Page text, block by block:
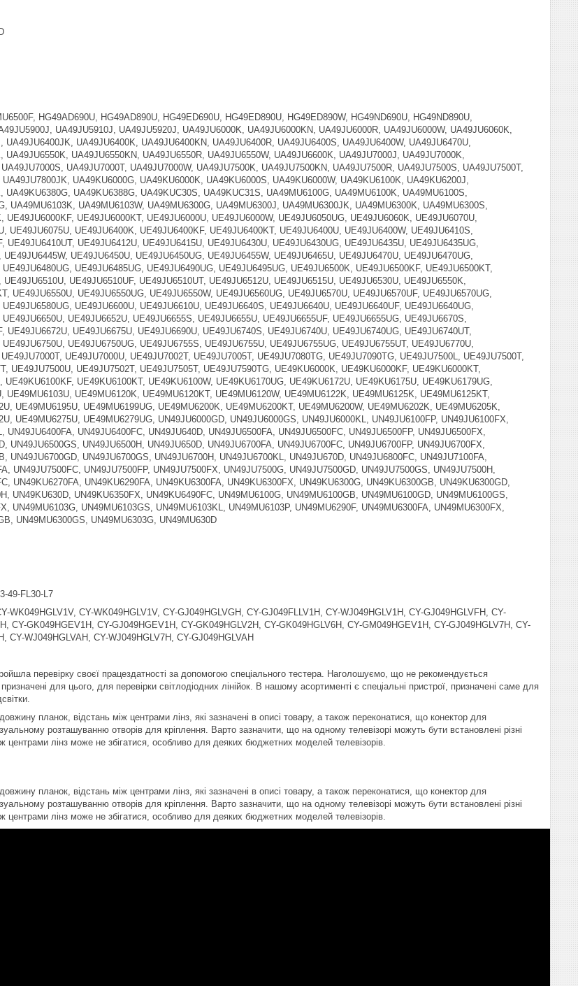
HG49AD690U, HG49AD890U, HG49ED690U, HG49ED890U, HG49ED890W, HG49ND690U, HG49ND890U,
UA49JU5910J, UA49JU5920J, UA49JU6000K, UA49JU6000KN, UA49JU6000R, UA49JU6000W, UA49JU6060K,
UA49JU6400JK, UA49JU6400K, UA49JU6400KN, UA49JU6400R, UA49JU6400S, UA49JU6400W, UA49JU6470U,
UA49JU6550K, UA49JU6550KN, UA49JU6550R, UA49JU6550W, UA49JU6600K, UA49JU7000J, UA49JU7000K,
UA49JU7000T, UA49JU7000W, UA49JU7500K, UA49JU7500KN, UA49JU7500R, UA49JU7500S, UA49JU7500T,
UA49KU6000G, UA49KU6000K, UA49KU6000S, UA49KU6000W, UA49KU6100K, UA49KU6200J,
UA49KU6380G, UA49KU6388G, UA49KUC30S, UA49KUC31S, UA49MU6100G, UA49MU6100K, UA49MU6100S,
UA49MU6103K, UA49MU6103W, UA49MU6300G, UA49MU6300J, UA49MU6300JK, UA49MU6300K, UA49MU6300S,
UE49JU6000KF, UE49JU6000KT, UE49JU6000U, UE49JU6000W, UE49JU6050UG, UE49JU6060K, UE49JU6070U,
UE49JU6075U, UE49JU6400K, UE49JU6400KF, UE49JU6400KT, UE49JU6400U, UE49JU6400W, UE49JU6410S,
UE49JU6410UT, UE49JU6412U, UE49JU6415U, UE49JU6430U, UE49JU6430UG, UE49JU6435U, UE49JU6435UG,
UE49JU6450U, UE49JU6450UG, UE49JU6455W, UE49JU6465U, UE49JU6470U, UE49JU6470UG,
UE49JU6485UG, UE49JU6490UG, UE49JU6495UG, UE49JU6500K, UE49JU6500KF, UE49JU6500KT,
UE49JU6510UF, UE49JU6510UT, UE49JU6512U, UE49JU6515U, UE49JU6530U, UE49JU6550K,
UE49JU6550U, UE49JU6550UG, UE49JU6550W, UE49JU6560UG, UE49JU6570U, UE49JU6570UF, UE49JU6570UG,
UE49JU6600U, UE49JU6610U, UE49JU6640S, UE49JU6640U, UE49JU6640UF, UE49JU6640UG,
UE49JU6652U, UE49JU6655S, UE49JU6655U, UE49JU6655UF, UE49JU6655UG, UE49JU6670S,
UE49JU6672U, UE49JU6675U, UE49JU6690U, UE49JU6740S, UE49JU6740U, UE49JU6740UG, UE49JU6740UT,
UE49JU6750UG, UE49JU6755S, UE49JU6755U, UE49JU6755UG, UE49JU6755UT, UE49JU6770U,
UE49JU7000U, UE49JU7002T, UE49JU7005T, UE49JU7080TG, UE49JU7090TG, UE49JU7500L, UE49JU7500T,
UE49JU7500U, UE49JU7502T, UE49JU7505T, UE49JU7590TG, UE49KU6000K, UE49KU6000KF, UE49KU6000KT,
UE49KU6100KF, UE49KU6100KT, UE49KU6100W, UE49KU6170UG, UE49KU6172U, UE49KU6175U, UE49KU6179UG,
UE49MU6103U, UE49MU6120K, UE49MU6120KT, UE49MU6120W, UE49MU6122K, UE49MU6125K, UE49MU6125KT,
UE49MU6195U, UE49MU6199UG, UE49MU6200K, UE49MU6200KT, UE49MU6200W, UE49MU6202K, UE49MU6205K,
UE49MU6275U, UE49MU6279UG, UN49JU6000GD, UN49JU6000GS, UN49JU6000KL, UN49JU6100FP, UN49JU6100FX,
UN49JU6400FA, UN49JU6400FC, UN49JU640D, UN49JU6500FA, UN49JU6500FC, UN49JU6500FP, UN49JU6500FX,
UN49JU6500GS, UN49JU6500H, UN49JU650D, UN49JU6700FA, UN49JU6700FC, UN49JU6700FP, UN49JU6700FX,
UN49JU6700GD, UN49JU6700GS, UN49JU6700H, UN49JU6700KL, UN49JU670D, UN49JU6800FC, UN49JU7100FA,
UN49JU7500FC, UN49JU7500FP, UN49JU7500FX, UN49JU7500G, UN49JU7500GD, UN49JU7500GS, UN49JU7500H,
UN49KU6270FA, UN49KU6290FA, UN49KU6300FA, UN49KU6300FX, UN49KU6300G, UN49KU6300GB, UN49KU6300GD,
UN49KU630D, UN49KU6350FX, UN49KU6490FC, UN49MU6100G, UN49MU6100GB, UN49MU6100GD, UN49MU6100GS,
UN49MU6103G, UN49MU6103GS, UN49MU6103KL, UN49MU6103P, UN49MU6290F, UN49MU6300FA, UN49MU6300FX,
UN49MU6300GS, UN49MU6303G, UN49MU630D
49-FL30-L7
WK049HGLV1V, CY-WK049HGLV1V, CY-GJ049HGLVGH, CY-GJ049FLLV1H, CY-WJ049HGLV1H, CY-GJ049HGLVFH, CY-
CY-GK049HGEV1H, CY-GJ049HGEV1H, CY-GK049HGLV2H, CY-GK049HGLV6H, CY-GM049HGEV1H, CY-GJ049HGLV7H, CY-
CY-WJ049HGLVAH, CY-WJ049HGLV7H, CY-GJ049HGLVAH
перевірку своєї працездатності за допомогою спеціального тестера. Наголошуємо, що не рекомендується
для цього, для перевірки світлодіодних лінійок. В нашому асортименті є спеціальні пристрої, призначені саме для
планок, відстань між центрами лінз, які зазначені в описі товару, а також переконатися, що конектор для
розташуванню отворів для кріплення. Варто зазначити, що на одному телевізорі можуть бути встановлені різні
центрами лінз може не збігатися, особливо для деяких бюджетних моделей телевізорів.
планок, відстань між центрами лінз, які зазначені в описі товару, а також переконатися, що конектор для
розташуванню отворів для кріплення. Варто зазначити, що на одному телевізорі можуть бути встановлені різні
центрами лінз може не збігатися, особливо для деяких бюджетних моделей телевізорів.